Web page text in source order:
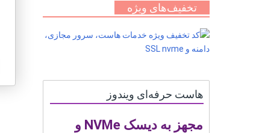
تخفیف‌های ویژه
هاست حرفه‌ای ویندوز
مجهز به دیسک NVMe و